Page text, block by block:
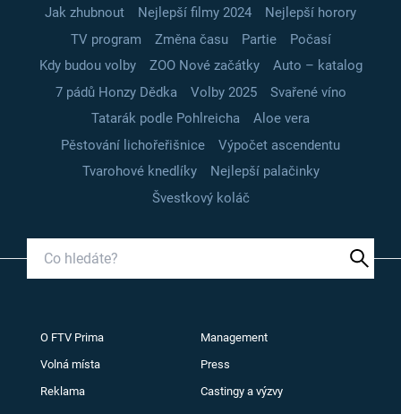
Jak zhubnout Nejlepší filmy 2024
Nejlepší horory
TV program
Změna času Partie
Počasí
Kdy budou volby
ZOO Nové začátky
Auto – katalog
7 pádů Honzy Dědka
Volby 2025
Svařené víno
Tatarák podle Pohlreicha
Aloe vera
Pěstování lichořeřišnice
Výpočet ascendentu
Tvarohové knedlíky
Nejlepší palačinky
Švestkový koláč
O FTV Prima Management
Volná místa Press
Reklama Castingy a výzvy